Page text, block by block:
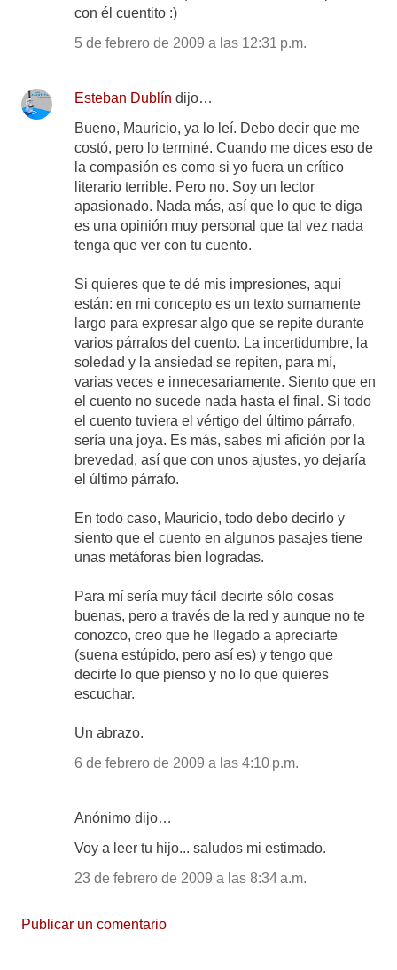
con él cuentito :)
5 de febrero de 2009 a las 12:31 p.m.
Esteban Dublín dijo…
Bueno, Mauricio, ya lo leí. Debo decir que me
costó, pero lo terminé. Cuando me dices eso de
la compasión es como si yo fuera un crítico
literario terrible. Pero no. Soy un lector
apasionado. Nada más, así que lo que te diga
es una opinión muy personal que tal vez nada
tenga que ver con tu cuento.
Si quieres que te dé mis impresiones, aquí
están: en mi concepto es un texto sumamente
largo para expresar algo que se repite durante
varios párrafos del cuento. La incertidumbre, la
soledad y la ansiedad se repiten, para mí,
varias veces e innecesariamente. Siento que en
el cuento no sucede nada hasta el final. Si todo
el cuento tuviera el vértigo del último párrafo,
sería una joya. Es más, sabes mi afición por la
brevedad, así que con unos ajustes, yo dejaría
el último párrafo.
En todo caso, Mauricio, todo debo decirlo y
siento que el cuento en algunos pasajes tiene
unas metáforas bien logradas.
Para mí sería muy fácil decirte sólo cosas
buenas, pero a través de la red y aunque no te
conozco, creo que he llegado a apreciarte
(suena estúpido, pero así es) y tengo que
decirte lo que pienso y no lo que quieres
escuchar.
Un abrazo.
6 de febrero de 2009 a las 4:10 p.m.
Anónimo dijo…
Voy a leer tu hijo... saludos mi estimado.
23 de febrero de 2009 a las 8:34 a.m.
Publicar un comentario